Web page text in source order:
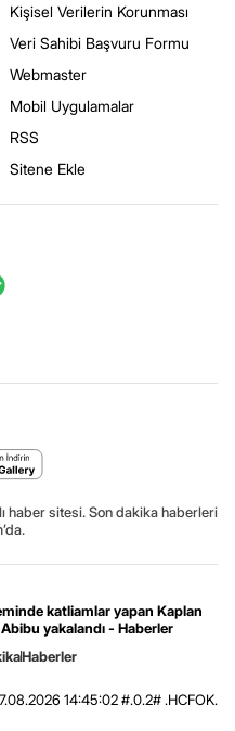
Kişisel Verilerin Korunması
Veri Sahibi Başvuru Formu
Webmaster
Mobil Uygulamalar
RSS
Sitene Ekle
haber sitesi. Son dakika haberleri
katliamlar yapan Kaplan
yakalandı - Haberler
Haberler
14:45:02 #.0.2# .HCFOK.